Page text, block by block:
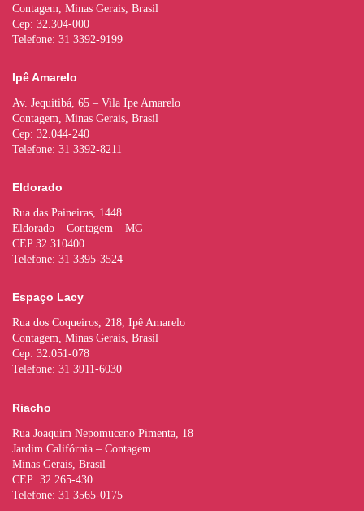
Contagem, Minas Gerais, Brasil
Cep: 32.304-000
Telefone: 31 3392-9199
Ipê Amarelo
Av. Jequitibá, 65 – Vila Ipe Amarelo
Contagem, Minas Gerais, Brasil
Cep: 32.044-240
Telefone: 31 3392-8211
Eldorado
Rua das Paineiras, 1448
Eldorado – Contagem – MG
CEP 32.310400
Telefone: 31 3395-3524
Espaço Lacy
Rua dos Coqueiros, 218, Ipê Amarelo
Contagem, Minas Gerais, Brasil
Cep: 32.051-078
Telefone: 31 3911-6030
Riacho
Rua Joaquim Nepomuceno Pimenta, 18
Jardim Califórnia – Contagem
Minas Gerais, Brasil
CEP: 32.265-430
Telefone: 31 3565-0175